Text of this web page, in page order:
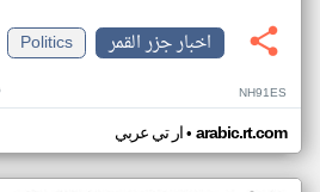
اخبار جزر القمر
Politics
NH91ES
ار تي عربي• arabic.rt.com